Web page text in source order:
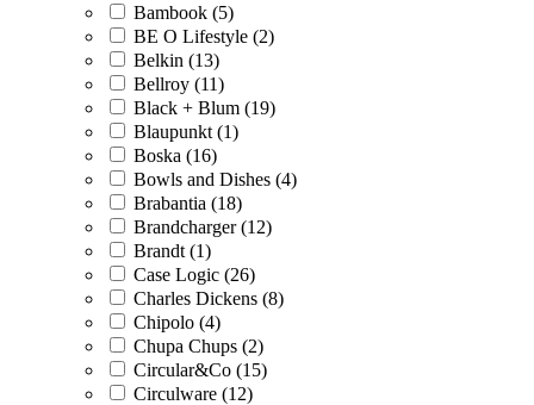
Bambook (5)
BE O Lifestyle (2)
Belkin (13)
Bellroy (11)
Black + Blum (19)
Blaupunkt (1)
Boska (16)
Bowls and Dishes (4)
Brabantia (18)
Brandcharger (12)
Brandt (1)
Case Logic (26)
Charles Dickens (8)
Chipolo (4)
Chupa Chups (2)
Circular&Co (15)
Circulware (12)